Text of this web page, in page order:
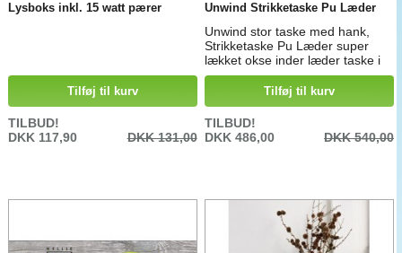
Lysboks inkl. 15 watt pærer
Tilføj til kurv
TILBUD!
DKK 117,90
DKK 131,00
Unwind Strikketaske Pu Læder
Unwind stor taske med hank,
Strikketaske Pu Læder super
lækket okse inder læder taske i
høj kvalitet Mål: 30 x 30 x 43 cm
Tilføj til kurv
TILBUD!
DKK 486,00
DKK 540,00